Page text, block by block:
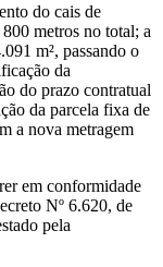
do cais de
metros no total; a
m², passando o
da
do prazo contratual
da parcela fixa de
a nova metragem
em conformidade
Nº 6.620, de
pela